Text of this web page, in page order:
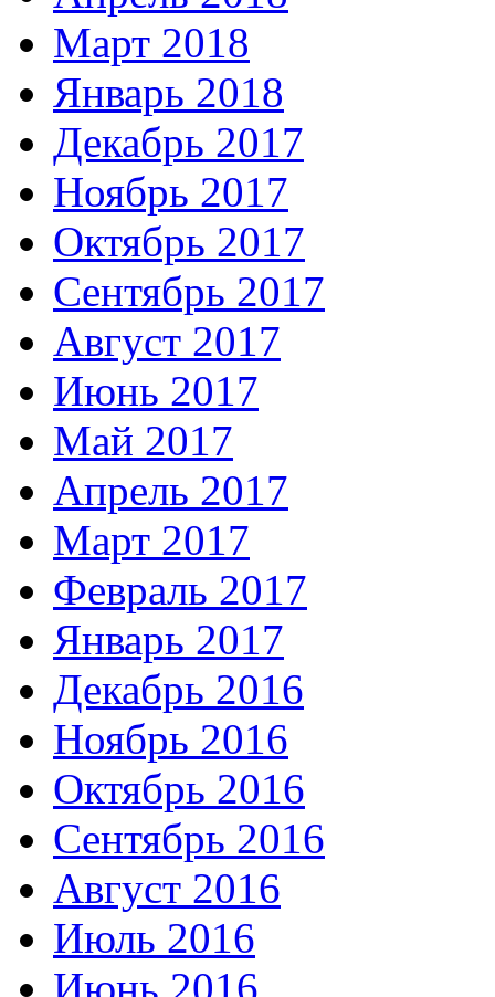
Март 2018
Январь 2018
Декабрь 2017
Ноябрь 2017
Октябрь 2017
Сентябрь 2017
Август 2017
Июнь 2017
Май 2017
Апрель 2017
Март 2017
Февраль 2017
Январь 2017
Декабрь 2016
Ноябрь 2016
Октябрь 2016
Сентябрь 2016
Август 2016
Июль 2016